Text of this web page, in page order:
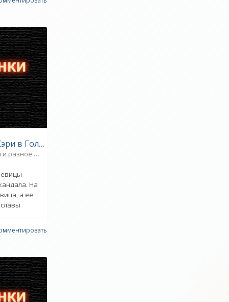
Звезда Мэрайи Кэри в Голливуде испорчена хулиганами - «Происшествия»
разное
На
а ее